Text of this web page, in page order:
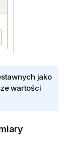
jako
wartości